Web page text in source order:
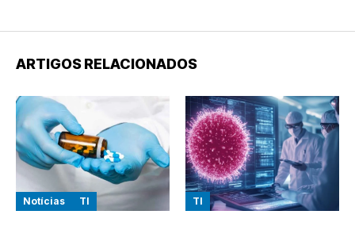
ARTIGOS RELACIONADOS
Notícias TI TI